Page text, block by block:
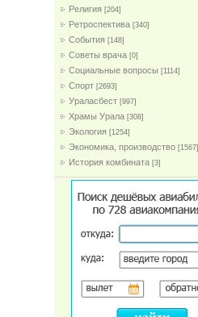
Религия [204]
Ретроспектива [340]
События [148]
Советы врача [0]
Социальные вопросы [1114]
Спорт [2693]
Ураласбест [997]
Храмы Урала [308]
Экология [1254]
Экономика, производство [1567]
История комбината [3]